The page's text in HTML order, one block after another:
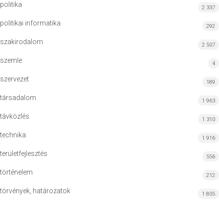
politika 2 337
politikai informatika 292
szakirodalom 2 507
szemle 4
szervezet 189
társadalom 1 963
távközlés 1 310
technika 1 916
területfejlesztés 556
történelem 212
törvények, határozatok 1 805